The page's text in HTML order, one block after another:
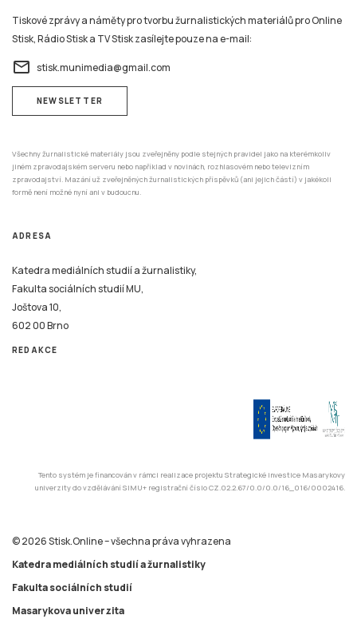
Tiskové zprávy a náměty pro tvorbu žurnalistických materiálů pro Online
Stisk, Rádio Stisk a TV Stisk zasílejte pouze na e-mail:
email stisk.munimedia@gmail.com
NEWSLETTER
Všechny žurnalistické materiály jsou zveřejněny podle stejných pravidel jako na kterémkoliv
jiném zpravodajském serveru nebo například v novinách, rozhlasovém nebo televizním
zpravodajství. Mazání už zveřejněných žurnalistických příspěvků (ani jejich částí) v jakékoli
formě není možné nyní ani v budoucnu.
ADRESA
Katedra mediálních studií a žurnalistiky,
Fakulta sociálních studií MU,
Joštova 10,
602 00 Brno
REDAKCE
Tento systém je financován v rámci realizace projektu Strategické investice Masarykovy
univerzity do vzdělávání SIMU+ registrační číslo CZ.02.2.67/0.0/0.0/16_016/0002416.
© 2026 Stisk.Online – všechna práva vyhrazena
Katedra mediálních studií a žurnalistiky
Fakulta sociálních studií
Masarykova univerzita